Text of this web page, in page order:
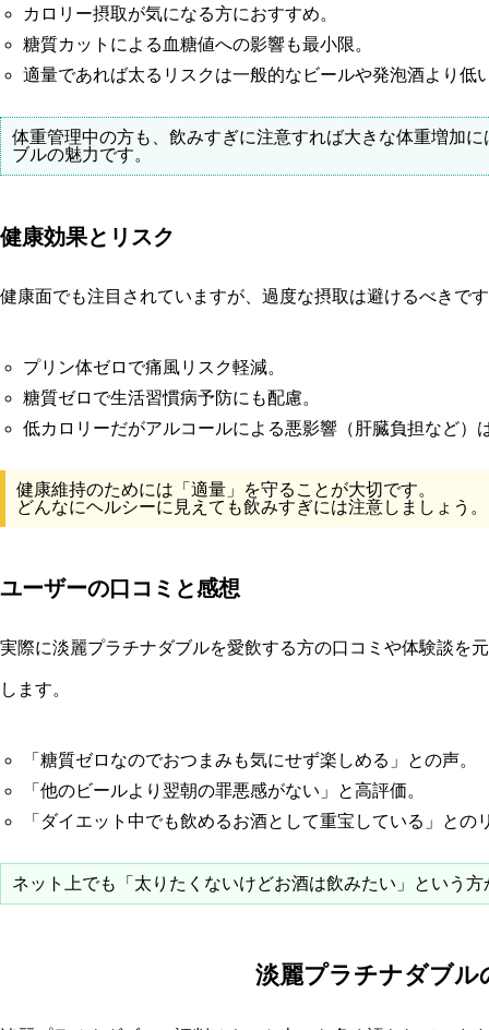
カロリー摂取が気になる方におすすめ。
糖質カットによる血糖値への影響も最小限。
適量であれば太るリスクは一般的なビールや発泡酒より低
体重管理中の方も、飲みすぎに注意すれば大きな体重増加
ブルの魅力です。
健康効果とリスク
健康面でも注目されていますが、過度な摂取は避けるべきで
プリン体ゼロで痛風リスク軽減。
糖質ゼロで生活習慣病予防にも配慮。
低カロリーだがアルコールによる悪影響（肝臓負担など）
健康維持のためには「適量」を守ることが大切です。
どんなにヘルシーに見えても飲みすぎには注意しましょう。
ユーザーの口コミと感想
実際に淡麗プラチナダブルを愛飲する方の口コミや体験談を
します。
「糖質ゼロなのでおつまみも気にせず楽しめる」との声。
「他のビールより翌朝の罪悪感がない」と高評価。
「ダイエット中でも飲めるお酒として重宝している」との
ネット上でも「太りたくないけどお酒は飲みたい」という
淡麗プラチナダブル